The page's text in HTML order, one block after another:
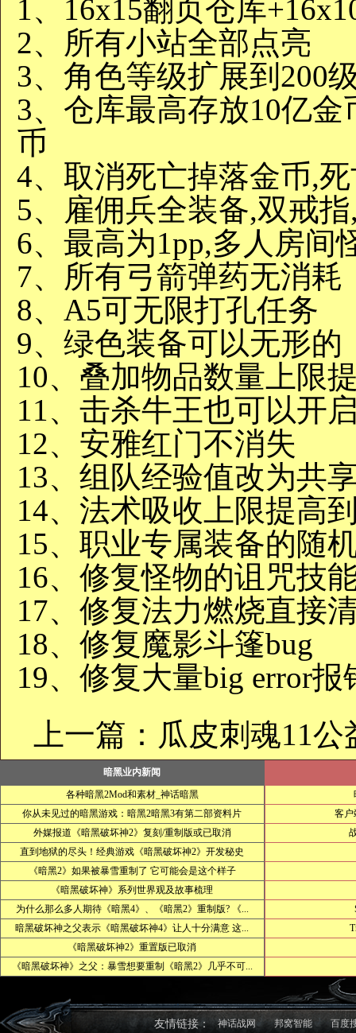
1、16x15翻页仓库
2、所有小站全部点亮
3、角色等级扩展到200
3、仓库最高存放10亿
币
4、取消死亡掉落金币,
5、雇佣兵全装备,双戒
6、最高为1pp,多人房间
7、所有弓箭弹药无消耗
8、A5可无限打孔任务
9、绿色装备可以无形的
10、叠加物品数量上限
11、击杀牛王也可以开
12、安雅红门不消失
13、组队经验值改为共
14、法术吸收上限提高
15、职业专属装备的随
16、修复怪物的诅咒技
17、修复法力燃烧直接
18、修复魔影斗篷bug
19、修复大量big error报
上一篇： 瓜皮刺魂11公
暗黑业内新闻
各种暗黑2Mod和素材_神话暗黑
你从未见过的暗黑游戏：暗黑2暗黑3有第二部资料片
外媒报道《暗黑破坏神2》复刻/重制版或已取消
直到地狱的尽头！经典游戏《暗黑破坏神2》开发秘史
《暗黑2》如果被暴雪重制了 它可能会是这个样子
《暗黑破坏神》系列世界观及故事梳理
为什么那么多人期待《暗黑4》、《暗黑2》重制版? 《...
暗黑破坏神之父表示《暗黑破坏神4》让人十分满意 这...
《暗黑破坏神2》重置版已取消
《暗黑破坏神》之父：暴雪想要重制《暗黑2》几乎不可...
客户
友情链接： 神话战网 邦窝智能 百度